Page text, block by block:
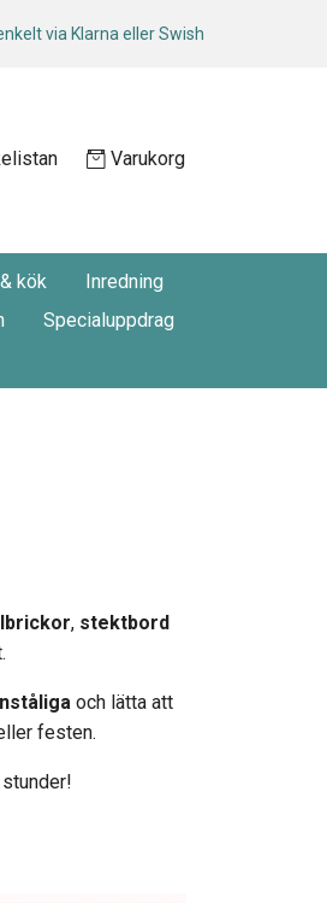
via Klarna eller Swish
Varukorg
kök
Inredning
Specialuppdrag
, stektbord
och lätta att
festen.